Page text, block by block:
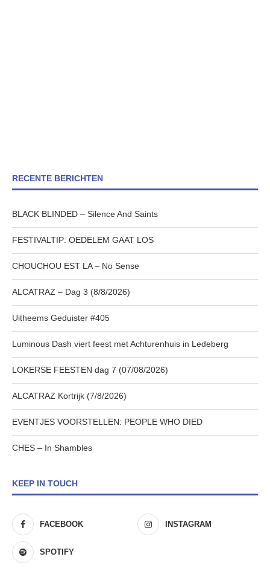
RECENTE BERICHTEN
BLACK BLINDED – Silence And Saints
FESTIVALTIP: OEDELEM GAAT LOS
CHOUCHOU EST LA – No Sense
ALCATRAZ – Dag 3 (8/8/2026)
Uitheems Geduister #405
Luminous Dash viert feest met Achturenhuis in Ledeberg
LOKERSE FEESTEN dag 7 (07/08/2026)
ALCATRAZ Kortrijk (7/8/2026)
EVENTJES VOORSTELLEN: PEOPLE WHO DIED
CHES – In Shambles
KEEP IN TOUCH
FACEBOOK INSTAGRAM
SPOTIFY